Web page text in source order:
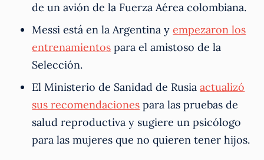
de un avión de la Fuerza Aérea colombiana.
Messi está en la Argentina yempezaron los
entrenamientos para el amistoso de la
Selección.
El Ministerio de Sanidad de Rusiaactualizó
sus recomendaciones para las pruebas de
salud reproductiva y sugiere un psicólogo
para las mujeres que no quieren tener hijos.